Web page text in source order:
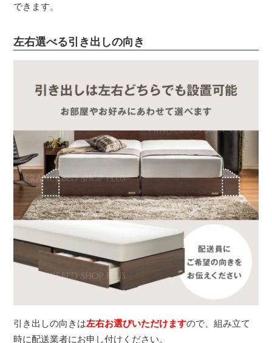
できます。
左右選べる引き出しの向き
引き出しの向きは左右お選びいただけますので、組み立て
時に配送業者にお申し付けください。